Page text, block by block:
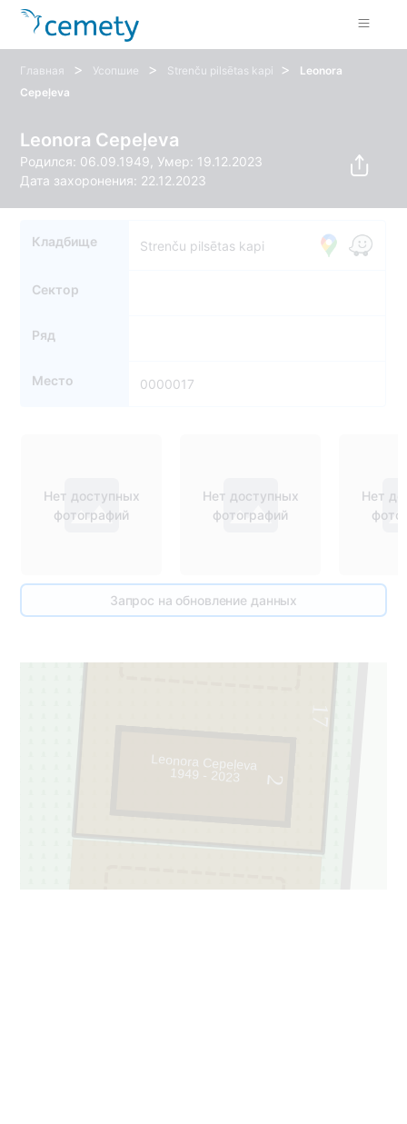
Главная > Усопшие > Strenču pilsētas kapi >
Leonora
Cepeļeva
Leonora Cepeļeva
Родился: 06.09.1949, Умер: 19.12.2023
Дата захоронения: 22.12.2023
Кладбище Strenču pilsētas kapi
Сектор
Ряд
Место 0000017
Нет доступных
фотографий
Нет доступных
фотографий
Нет
Запрос на обновление данных
17
2
Leonora Cepeļeva
1949 - 2023